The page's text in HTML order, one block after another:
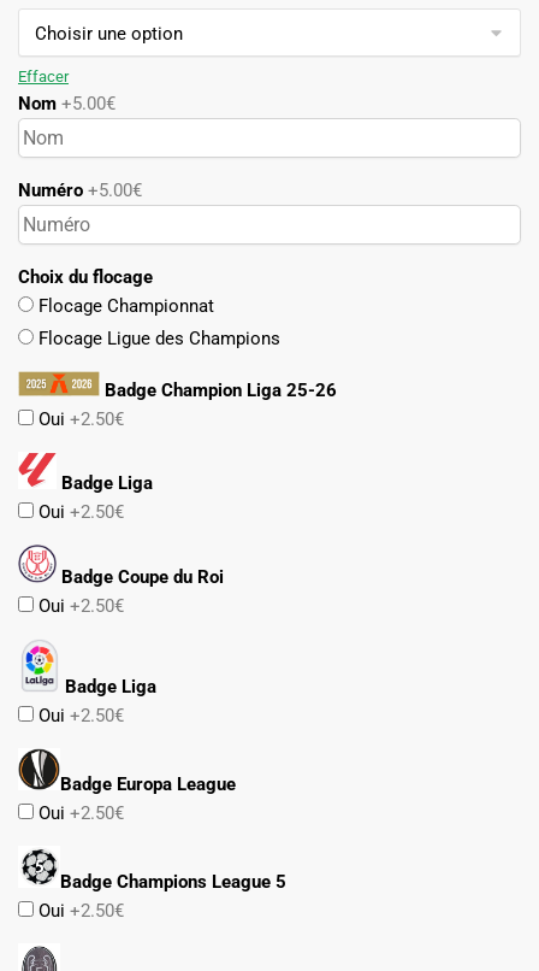
99.90€.49.90€.
Effacer
Nom +5.00€
Numéro +5.00€
Choix du flocage
Flocage Championnat
Flocage Ligue des Champions
Badge Champion Liga 25-26
Oui +2.50€
Badge Liga
Oui +2.50€
Badge Coupe du Roi
Oui +2.50€
Badge Liga
Oui +2.50€
Badge Europa League
Oui +2.50€
Badge Champions League 5
Oui +2.50€